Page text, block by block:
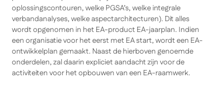
oplossingscontouren, welke PGSA’s, welke integrale
verbandanalyses, welke aspectarchitecturen). Dit alles
wordt opgenomen in het EA-product EA-jaarplan. Indien
een organisatie voor het eerst met EA start, wordt een EA-
ontwikkelplan gemaakt. Naast de hierboven genoemde
onderdelen, zal daarin expliciet aandacht zijn voor de
activiteiten voor het opbouwen van een EA-raamwerk.